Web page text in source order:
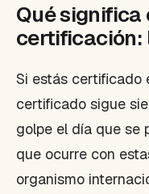
Qué significa
certificación:
Si estás certificado
certificado sigue
golpe el día que se
que ocurre con
organismo